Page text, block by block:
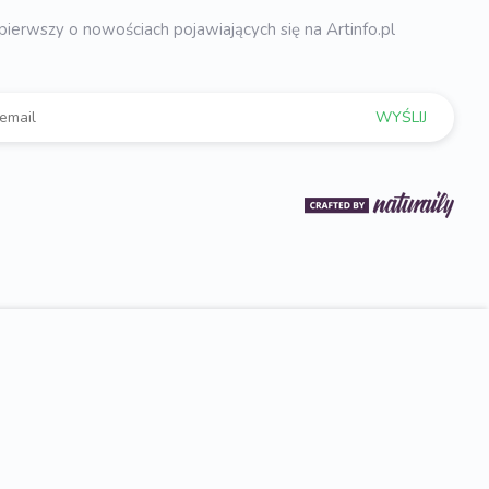
o nowościach pojawiających się na Artinfo.pl
WYŚLIJ